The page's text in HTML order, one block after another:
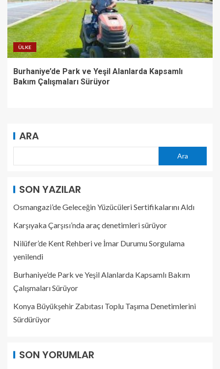
ÜLKE
Burhaniye’de Park ve Yeşil Alanlarda Kapsamlı
Bakım Çalışmaları Sürüyor
ARA
Ara
SON YAZILAR
Osmangazi’de Geleceğin Yüzücüleri Sertifikalarını Aldı
Karşıyaka Çarşısı’nda araç denetimleri sürüyor
Nilüfer’de Kent Rehberi ve İmar Durumu Sorgulama
yenilendi
Burhaniye’de Park ve Yeşil Alanlarda Kapsamlı Bakım
Çalışmaları Sürüyor
Konya Büyükşehir Zabıtası Toplu Taşıma Denetimlerini
Sürdürüyor
SON YORUMLAR